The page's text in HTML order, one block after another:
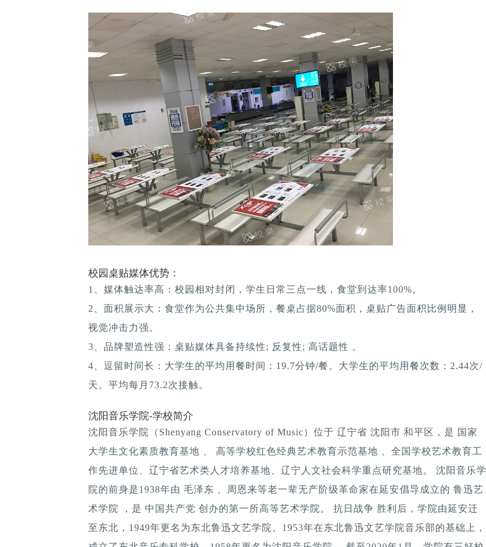
校园桌贴媒体优势：
1、媒体触达率高：校园相对封闭，学生日常三点一线，食堂到达率100%。
2、面积展示大：食堂作为公共集中场所，餐桌占据80%面积，桌贴广告面积比例明显，
视觉冲击力强。
3、品牌塑造性强：桌贴媒体具备持续性; 反复性; 高话题性 。
4、逗留时间长：大学生的平均用餐时间：19.7分钟/餐。大学生的平均用餐次数：2.44次/
天。平均每月73.2次接触。
沈阳音乐学院-学校简介
沈阳音乐学院（Shenyang Conservatory of Music）位于 辽宁省 沈阳市 和平区，是 国家
大学生文化素质教育基地 、 高等学校红色经典艺术教育示范基地 、全国学校艺术教育工
作先进单位、辽宁省艺术类人才培养基地、辽宁人文社会科学重点研究基地。 沈阳音乐学
院的前身是1938年由 毛泽东 、周恩来等老一辈无产阶级革命家在延安倡导成立的 鲁迅艺
术学院 ，是 中国共产党 创办的第一所高等艺术学院。 抗日战争 胜利后，学院由延安迁
至东北，1949年更名为东北鲁迅文艺学院。1953年在东北鲁迅文艺学院音乐部的基础上，